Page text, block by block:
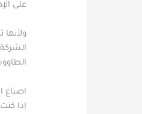
على
اصباغ
إذا